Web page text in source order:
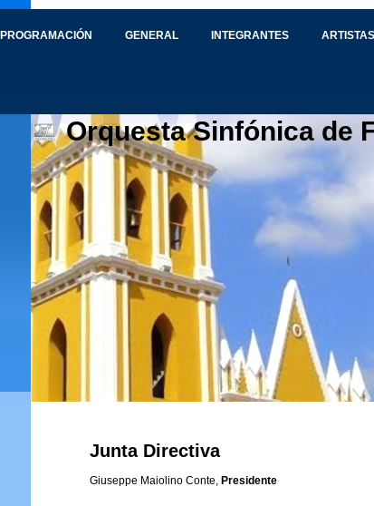
PROGRAMACIÓN GENERAL INTEGRANTES
Orquesta Sinfónica de
Junta Directiva
Giuseppe Maiolino Conte, Presidente